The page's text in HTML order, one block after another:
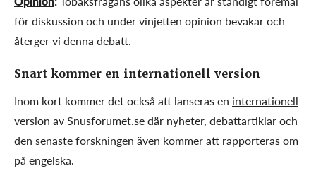
för diskussion och under vinjetten opinion bevakar och
återger vi denna debatt.
Snart kommer en internationell version
Inom kort kommer det också att lanseras en internationell
version av Snusforumet.sedär nyheter, debattartiklar och
den senaste forskningen även kommer att rapporteras om
på engelska.